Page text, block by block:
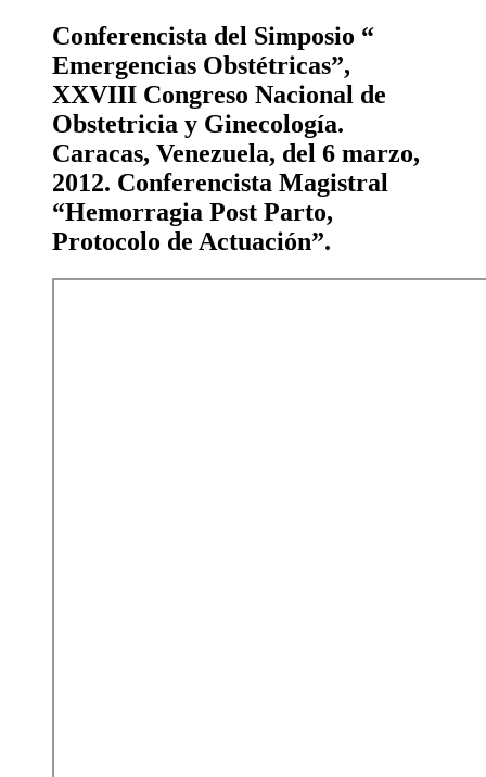
Conferencista del Simposio “
Emergencias Obstétricas”,
XXVIII Congreso Nacional de
Obstetricia y Ginecología.
Caracas, Venezuela, del 6 marzo,
2012. Conferencista Magistral
“Hemorragia Post Parto,
Protocolo de Actuación”.